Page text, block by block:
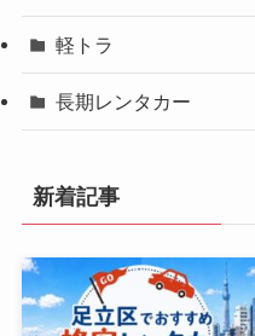
軽トラ
長期レンタカー
新着記事